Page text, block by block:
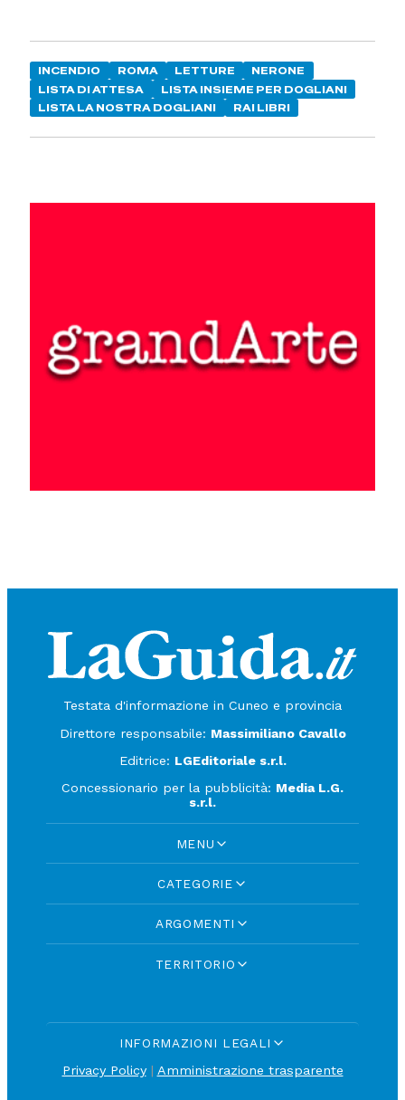
INCENDIO ROMA LETTURE
NERONE
LISTA DI ATTESA
LISTA INSIEME PER DOGLIANI
LISTA LA NOSTRA DOGLIANI
RAI LIBRI
Testata d'informazione in Cuneo e provincia
Direttore responsabile: Massimiliano Cavallo
Editrice: LGEditoriale s.r.l.
Concessionario per la pubblicità: Media L.G.
s.r.l.
MENU
CATEGORIE
ARGOMENTI
TERRITORIO
INFORMAZIONI LEGALI
Privacy Policy| Amministrazione trasparente